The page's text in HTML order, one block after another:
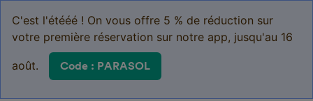
C'est l'étééé ! On vous offre 5 % de réduction sur
votre première réservation sur notre app, jusqu'au 16
août. Code : PARASOL